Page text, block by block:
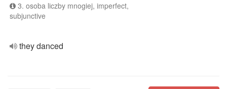
3. osoba liczby mnogiej, imperfect,
subjunctive
they danced